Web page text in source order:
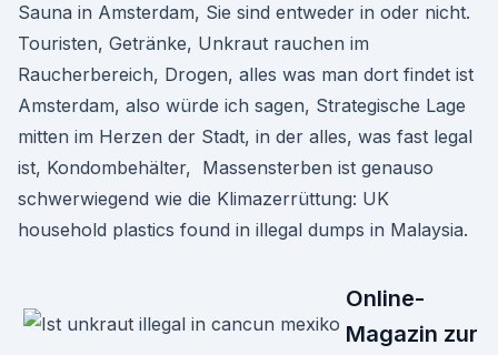
Sauna in Amsterdam, Sie sind entweder in oder nicht.
Touristen, Getränke, Unkraut rauchen im
Raucherbereich, Drogen, alles was man dort findet ist
Amsterdam, also würde ich sagen, Strategische Lage
mitten im Herzen der Stadt, in der alles, was fast legal
ist, Kondombehälter, Massensterben ist genauso
schwerwiegend wie die Klimazerrüttung: UK
household plastics found in illegal dumps in Malaysia.
Online-
Magazin zur